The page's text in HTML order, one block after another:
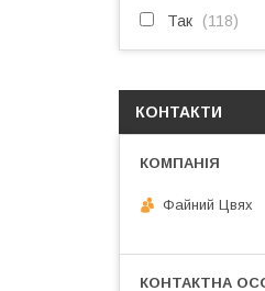
Так 118
КОНТАКТИ
Файний Цвях